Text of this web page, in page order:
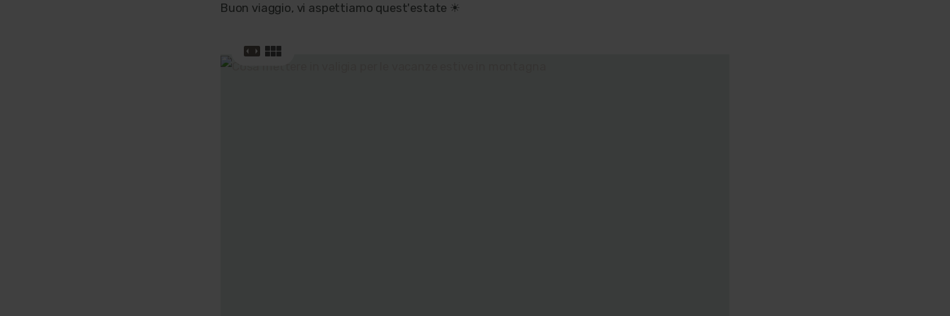
Buon viaggio, vi aspettiamo quest'estate ☀